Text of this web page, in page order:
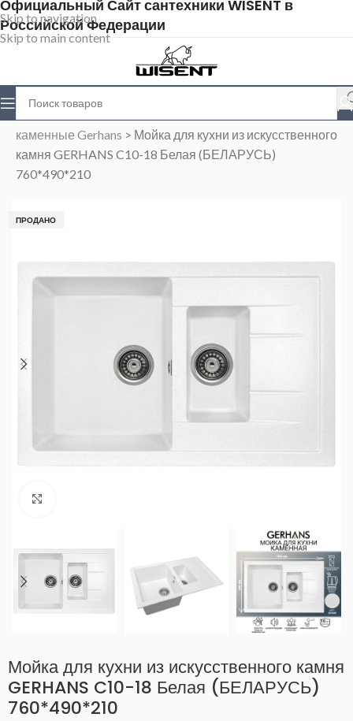
Skip to navigation
Skip to main content
Официальный Сайт сантехники WISENT в
Российской Федерации
Магазин
каменные Gerhans > Мойка для кухни из искусственного
камня GERHANS C10-18 Белая (БЕЛАРУСЬ)
760*490*210
ПРОДАНО
Мойка для кухни из искусственного камня
GERHANS C10-18 Белая (БЕЛАРУСЬ)
760*490*210